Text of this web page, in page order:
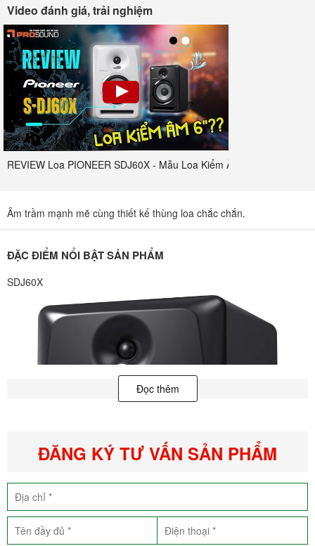
Video đánh giá, trải nghiệm
REVIEW Loa PIONEER SDJ60X - Mẫu Loa Kiểm Âm Cực Đẹp
Âm trầm mạnh mẽ cùng thiết kế thùng loa chắc chắn.
ĐẶC ĐIỂM NỔI BẬT SẢN PHẨM
SDJ60X
Đọc thêm
ĐĂNG KÝ TƯ VẤN SẢN PHẨM